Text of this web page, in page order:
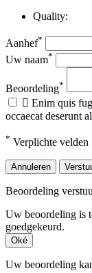
Quality:
Aanhef*
Uw naam*
Beoordeling*
 Enim quis
occaecat deserunt
* Verplichte velden
Annuleren
Beoordeling
Uw beoordeling is
goedgekeurd.
Oké
Uw beoordeling